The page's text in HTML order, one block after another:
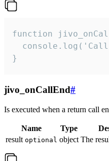
function
}
jivo_onCallEnd#
Is executed when a return call
Name Type
result optional object The